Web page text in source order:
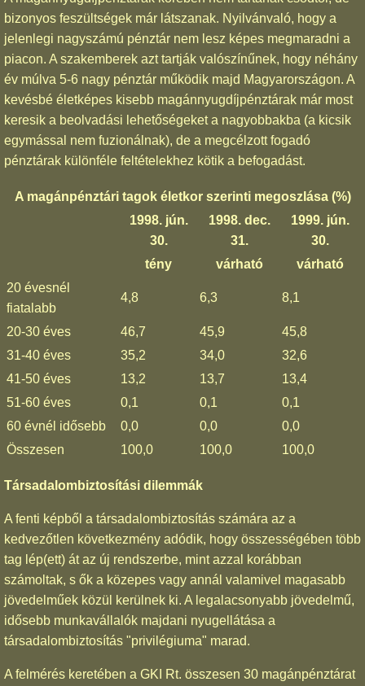
bizonyos feszültségek már látszanak. Nyilvánvaló, hogy a
jelenlegi nagyszámú pénztár nem lesz képes megmaradni a
piacon. A szakemberek azt tartják valószínűnek, hogy néhány
év múlva 5-6 nagy pénztár működik majd Magyarországon. A
kevésbé életképes kisebb magánnyugdíjpénztárak már most
keresik a beolvadási lehetőségeket a nagyobbakba (a kicsik
egymással nem fuzionálnak), de a megcélzott fogadó
pénztárak különféle feltételekhez kötik a befogadást.
A magánpénztári tagok életkor szerinti megoszlása (%)
1998. jún.
30.
1998. dec.
31.
1999. jún.
30.
tény
várható
várható
20 évesnél
fiatalabb
4,8 6,3 8,1
20-30 éves 46,7 45,9
45,8
31-40 éves
35,2 34,0
32,6
41-50 éves
13,2 13,7
13,4
51-60 éves
0,1 0,1
0,1
60 évnél idősebb
0,0 0,0
0,0
Összesen
100,0 100,0 100,0
Társadalombiztosítási dilemmák
A fenti képből a társadalombiztosítás számára az a
kedvezőtlen következmény adódik, hogy összességében több
tag lép(ett) át az új rendszerbe, mint azzal korábban
számoltak, s ők a közepes vagy annál valamivel magasabb
jövedelműek közül kerülnek ki. A legalacsonyabb jövedelmű,
idősebb munkavállalók majdani nyugellátása a
társadalombiztosítás "privilégiuma" marad.
A felmérés keretében a GKI Rt. összesen 30 magánpénztárat